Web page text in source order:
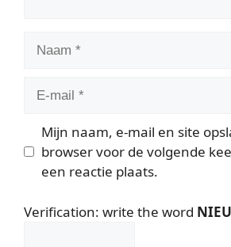
Mijn naam, e-mail en site
browser voor de volgende
een reactie plaats.
Verification: write the word